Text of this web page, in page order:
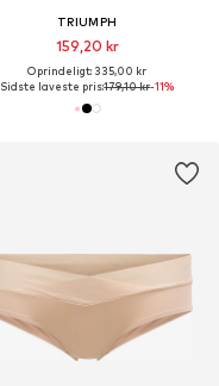
TRIUMPH
159,20 kr
Oprindeligt: 335,00 kr
Sidste laveste pris:179,10 kr-11%